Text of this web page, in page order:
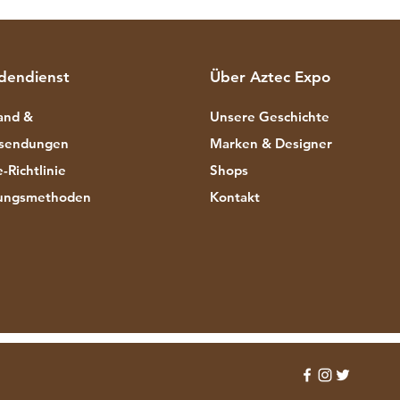
&
Richtlinie
Über Aztec Expo
Unsere Geschichte
Marken & Designer
Shops
Kontakt